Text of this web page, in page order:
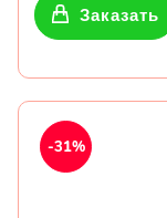
Заказать
-31%